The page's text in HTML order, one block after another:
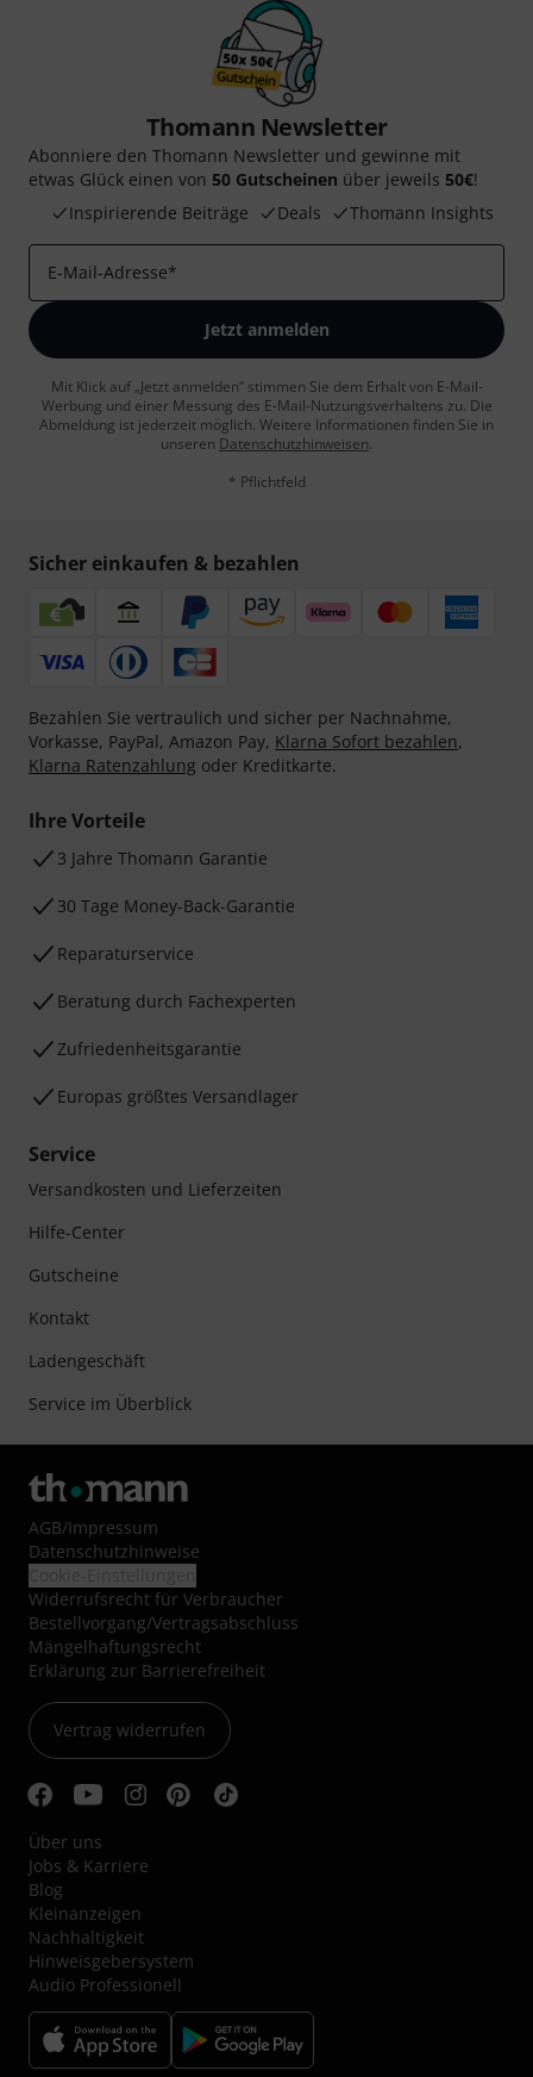
Thomann Newsletter
Abonniere den Thomann Newsletter und gewinne mit
etwas Glück einen von 50 Gutscheinen über jeweils 50€!
Inspirierende Beiträge
Deals Thomann Insights
E-Mail-Adresse*
Jetzt anmelden
Mit Klick auf „Jetzt anmelden“ stimmen Sie dem Erhalt von E-Mail-
Werbung und einer Messung des E-Mail-Nutzungsverhaltens zu. Die
Abmeldung ist jederzeit möglich. Weitere Informationen finden Sie in
unseren Datenschutzhinweisen.
* Pflichtfeld
Sicher einkaufen & bezahlen
Bezahlen Sie vertraulich und sicher per Nachnahme,
Vorkasse, PayPal, Amazon Pay, Klarna Sofort bezahlen,
Klarna Ratenzahlung oder Kreditkarte.
Ihre Vorteile
3 Jahre Thomann Garantie
30 Tage Money-Back-Garantie
Reparaturservice
Beratung durch Fachexperten
Zufriedenheitsgarantie
Europas größtes Versandlager
Service
Versandkosten und Lieferzeiten
Hilfe-Center
Gutscheine
Kontakt
Ladengeschäft
Service im Überblick
AGB/Impressum
Datenschutzhinweise
Widerrufsrecht für Verbraucher
Bestellvorgang/Vertragsabschluss
Mängelhaftungsrecht
Erklärung zur Barrierefreiheit
Vertrag widerrufen
Über uns
Jobs & Karriere
Blog
Kleinanzeigen
Nachhaltigkeit
Hinweisgebersystem
Audio Professionell